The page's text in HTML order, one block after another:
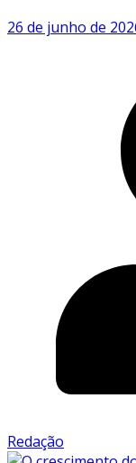
26 de junho de
Redação